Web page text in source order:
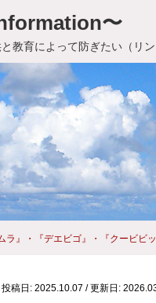
〜
教育によって防ぎたい（リン
ラ』・『デエビゴ』・『クービ
投稿日: 2025.10.07 /更新日: